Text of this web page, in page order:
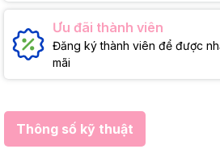
Ưu đãi thành viên
Đăng ký thành viên để được
mãi
Thông số kỹ thuật